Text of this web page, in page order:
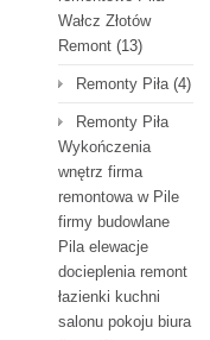
Wałcz Złotów
Remont (13)
Remonty Piła(4)
Remonty Piła
Wykończenia
wnętrz firma
remontowa w Pile
firmy budowlane
Pila elewacje
docieplenia remont
łazienki kuchni
salonu pokoju biura